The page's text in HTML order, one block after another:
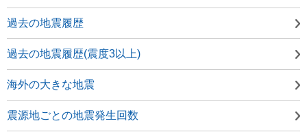
過去の地震履歴
過去の地震履歴(震度3以上)
海外の大きな地震
震源地ごとの地震発生回数